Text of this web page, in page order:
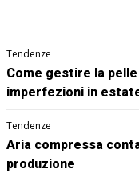
Tendenze
Come gestire la
imperfezioni in
Tendenze
Aria compressa
produzione